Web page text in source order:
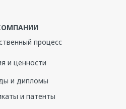
процесс
и ценности
и дипломы
и патенты